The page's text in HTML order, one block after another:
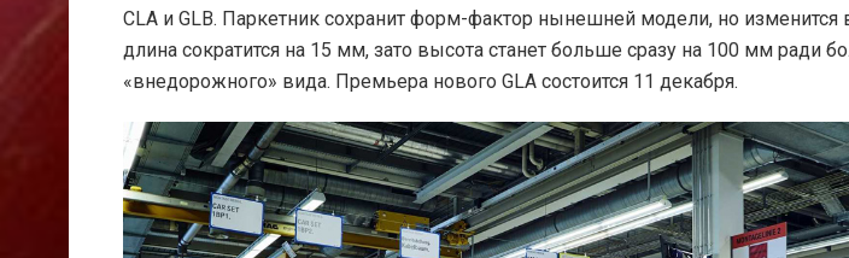
CLA и GLB. Паркетник сохранит форм-фактор нынешней модели, но изменится
длина сократится на 15 мм, зато высота станет больше сразу на 100 мм ради
«внедорожного» вида. Премьера нового GLA состоится 11 декабря.